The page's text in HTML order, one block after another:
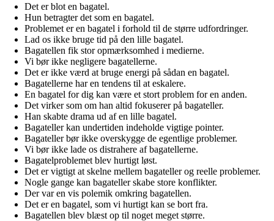
Det er blot en bagatel.
Hun betragter det som en bagatel.
Problemet er en bagatel i forhold til de større udfordringer.
Lad os ikke bruge tid på den lille bagatel.
Bagatellen fik stor opmærksomhed i medierne.
Vi bør ikke negligere bagatellerne.
Det er ikke værd at bruge energi på sådan en bagatel.
Bagatellerne har en tendens til at eskalere.
En bagatel for dig kan være et stort problem for en anden.
Det virker som om han altid fokuserer på bagateller.
Han skabte drama ud af en lille bagatel.
Bagateller kan undertiden indeholde vigtige pointer.
Bagateller bør ikke overskygge de egentlige problemer.
Vi bør ikke lade os distrahere af bagatellerne.
Bagatelproblemet blev hurtigt løst.
Det er vigtigt at skelne mellem bagateller og reelle problemer.
Nogle gange kan bagateller skabe store konflikter.
Der var en vis polemik omkring bagatellen.
Det er en bagatel, som vi hurtigt kan se bort fra.
Bagatellen blev blæst op til noget meget større.